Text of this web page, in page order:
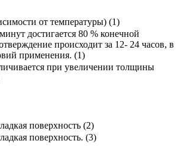
от температуры) (1)
достигается 80 % конечной
происходит за 12- 24 часов, в
применения. (1)
при увеличении толщины
поверхность (2)
поверхность. (3)